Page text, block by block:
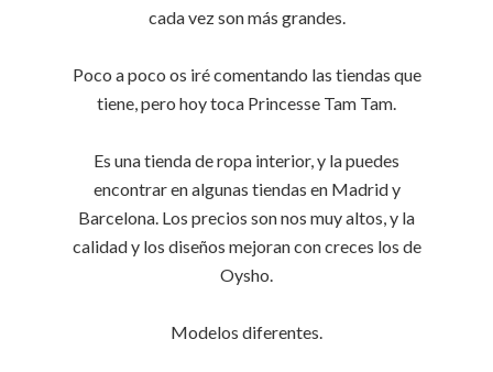
cada vez son más grandes.
Poco a poco os iré comentando las tiendas que
tiene, pero hoy toca Princesse Tam Tam.
Es una tienda de ropa interior, y la puedes
encontrar en algunas tiendas en Madrid y
Barcelona. Los precios son nos muy altos, y la
calidad y los diseños mejoran con creces los de
Oysho.
Modelos diferentes.